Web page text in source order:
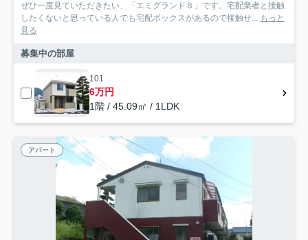
ぜひ一度見ていただきたい、「エミグランドＢ」です。宅配業者と接触
したくないと思っている人でも宅配ボックスがあるので接触せ... もっと
見る
募集中の部屋
101
6万円
1階 / 45.09㎡ / 1LDK
アパート